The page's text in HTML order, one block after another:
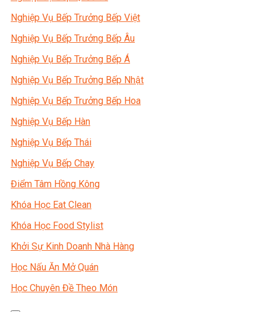
Nghiệp Vụ Bếp Trưởng Bếp Việt
Nghiệp Vụ Bếp Trưởng Bếp Âu
Nghiệp Vụ Bếp Trưởng Bếp Á
Nghiệp Vụ Bếp Trưởng Bếp Nhật
Nghiệp Vụ Bếp Trưởng Bếp Hoa
Nghiệp Vụ Bếp Hàn
Nghiệp Vụ Bếp Thái
Nghiệp Vụ Bếp Chay
Điểm Tâm Hồng Kông
Khóa Học Eat Clean
Khóa Học Food Stylist
Khởi Sự Kinh Doanh Nhà Hàng
Học Nấu Ăn Mở Quán
Học Chuyên Đề Theo Món